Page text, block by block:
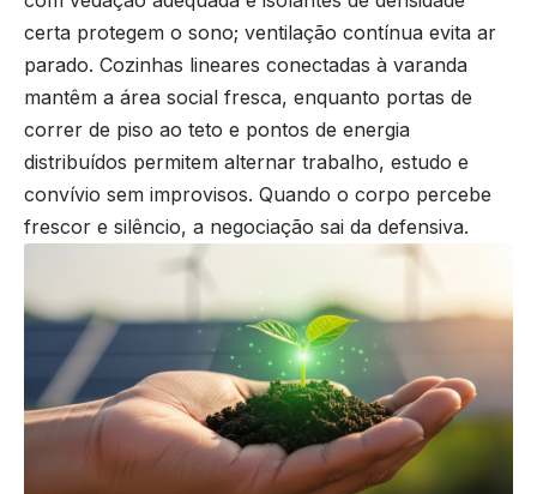
certa protegem o sono; ventilação contínua evita ar
parado. Cozinhas lineares conectadas à varanda
mantêm a área social fresca, enquanto portas de
correr de piso ao teto e pontos de energia
distribuídos permitem alternar trabalho, estudo e
convívio sem improvisos. Quando o corpo percebe
frescor e silêncio, a negociação sai da defensiva.